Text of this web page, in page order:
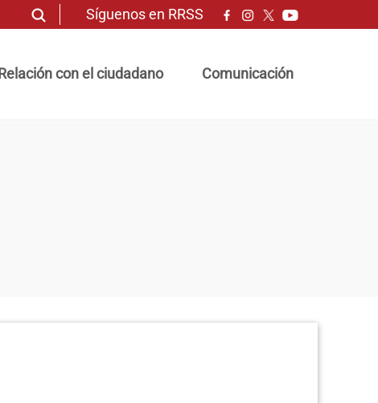
Síguenos en RRSS
Relación con el ciudadano Comunicación